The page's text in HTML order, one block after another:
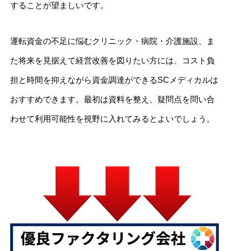
することが望ましいです。
運転資金の不足に悩むクリニック・病院・介護施設、ま
た将来を見据えて経営改善を図りたい方には、コスト負
担と時間を抑えながら資金調達ができるSCメディカルは
おすすめできます。最初は資料を整え、疑問点を問い合
わせて利用可能性を視野に入れてみるとよいでしょう。